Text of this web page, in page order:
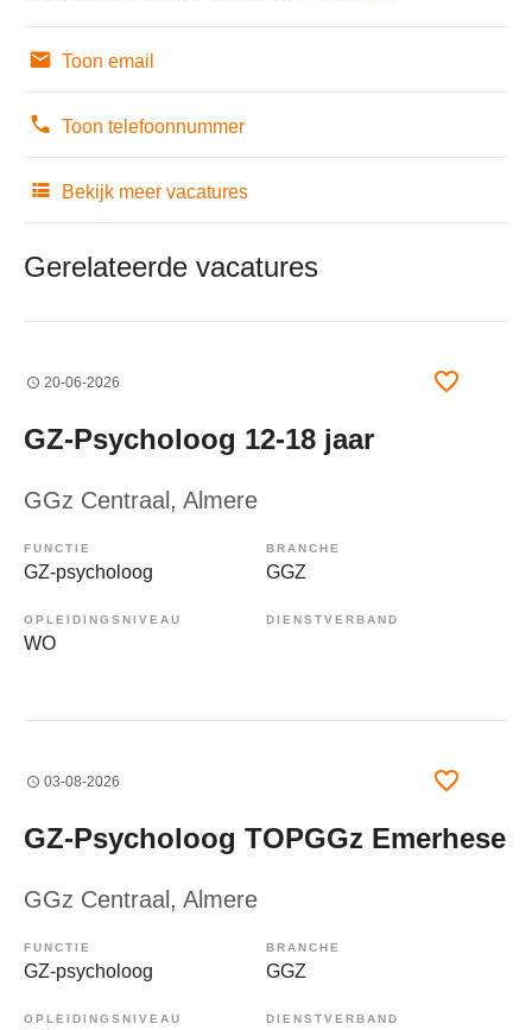
Toon email
Toon telefoonnummer
Bekijk meer vacatures
Gerelateerde vacatures
20-06-2026
GZ-Psycholoog 12-18 jaar
GGz Centraal, Almere
FUNCTIE
GZ-psycholoog
BRANCHE
GGZ
OPLEIDINGSNIVEAU
WO
DIENSTVERBAND
03-08-2026
GZ-Psycholoog TOPGGz Emerhese
GGz Centraal, Almere
FUNCTIE
GZ-psycholoog
BRANCHE
GGZ
OPLEIDINGSNIVEAU DIENSTVERBAND